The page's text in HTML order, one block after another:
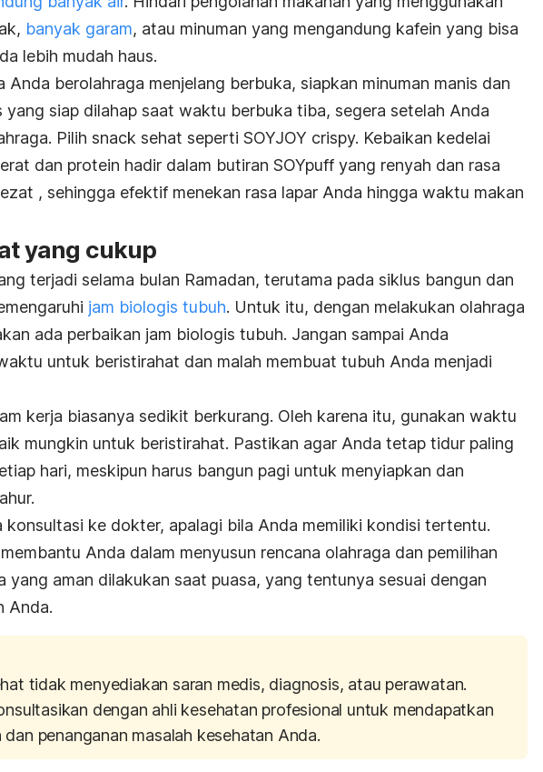
banyak garam, atau minuman yang mengandung kafein yang bisa
lebih mudah haus.
Anda berolahraga menjelang berbuka, siapkan minuman manis dan
yang siap dilahap saat waktu berbuka tiba, segera setelah Anda
Pilih snack sehat seperti SOYJOY crispy. Kebaikan kedelai
dan protein hadir dalam butiran SOYpuff yang renyah dan rasa
, sehingga efektif menekan rasa lapar Anda hingga waktu makan
yang cukup
terjadi selama bulan Ramadan, terutama pada siklus bangun dan
jam biologis tubuh. Untuk itu, dengan melakukan olahraga
ada perbaikan jam biologis tubuh. Jangan sampai Anda
untuk beristirahat dan malah membuat tubuh Anda menjadi
kerja biasanya sedikit berkurang. Oleh karena itu, gunakan waktu
mungkin untuk beristirahat. Pastikan agar Anda tetap tidur paling
hari, meskipun harus bangun pagi untuk menyiapkan dan
konsultasi ke dokter, apalagi bila Anda memiliki kondisi tertentu.
Anda dalam menyusun rencana olahraga dan pemilihan
yang aman dilakukan saat puasa, yang tentunya sesuai dengan
Anda.
tidak menyediakan saran medis, diagnosis, atau perawatan.
dengan ahli kesehatan profesional untuk mendapatkan
dan penanganan masalah kesehatan Anda.